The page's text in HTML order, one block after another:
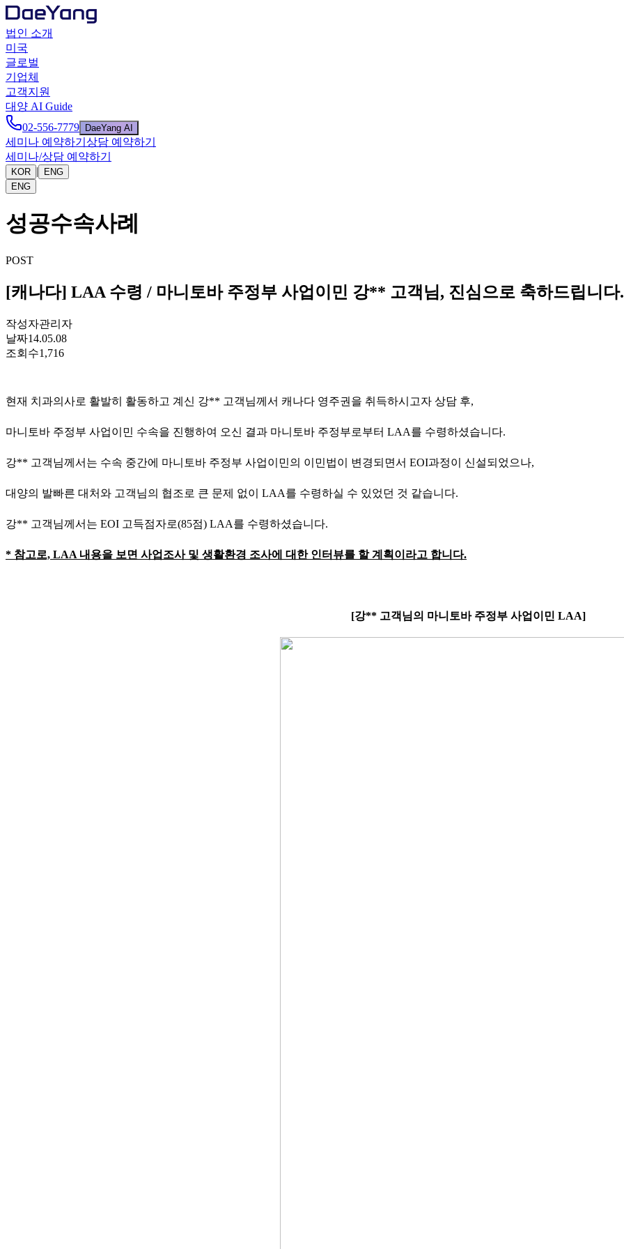
법인 소개
미국
글로벌
기업체
고객지원
대양 AI Guide
02-556-7779
DaeYang AI
세미나 예약하기 상담 예약하기
세미나/상담 예약하기
KOR |
ENG
ENG
성공수속사례
POST
[캐나다] LAA 수령 / 마니토바 주정부 사업이민 강** 고객님, 진심으로 축하드립니다.
작성자관리자
날짜14.05.08
조회수1,716
현재 치과의사로 활발히 활동하고 계신 강** 고객님께서 캐나다 영주권을 취득하시고자 상담 후,
마니토바 주정부 사업이민 수속을 진행하여 오신 결과 마니토바 주정부로부터 LAA를 수령하셨습니다.
강** 고객님께서는 수속 중간에 마니토바 주정부 사업이민의 이민법이 변경되면서 EOI과정이 신설되었으나,
대양의 발빠른 대처와 고객님의 협조로 큰 문제 없이 LAA를 수령하실 수 있었던 것 같습니다.
강** 고객님께서는 EOI 고득점자로(85점) LAA를 수령하셨습니다.
* 참고로, LAA 내용을 보면 사업조사 및 생활환경 조사에 대한 인터뷰를 할 계획이라고 합니다.
[강** 고객님의 마니토바 주정부 사업이민 LAA]